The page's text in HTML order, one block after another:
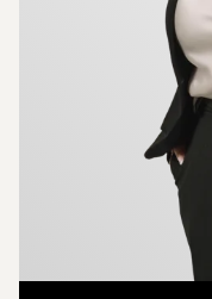
bekvämt stadsliv,
bästa av två
stranden och 30
perfekt för både
Här bor du mitt i
gångavstånd till
behöver för ett